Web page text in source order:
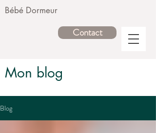
Bébé Dormeur
Contact
Mon blog
Blog